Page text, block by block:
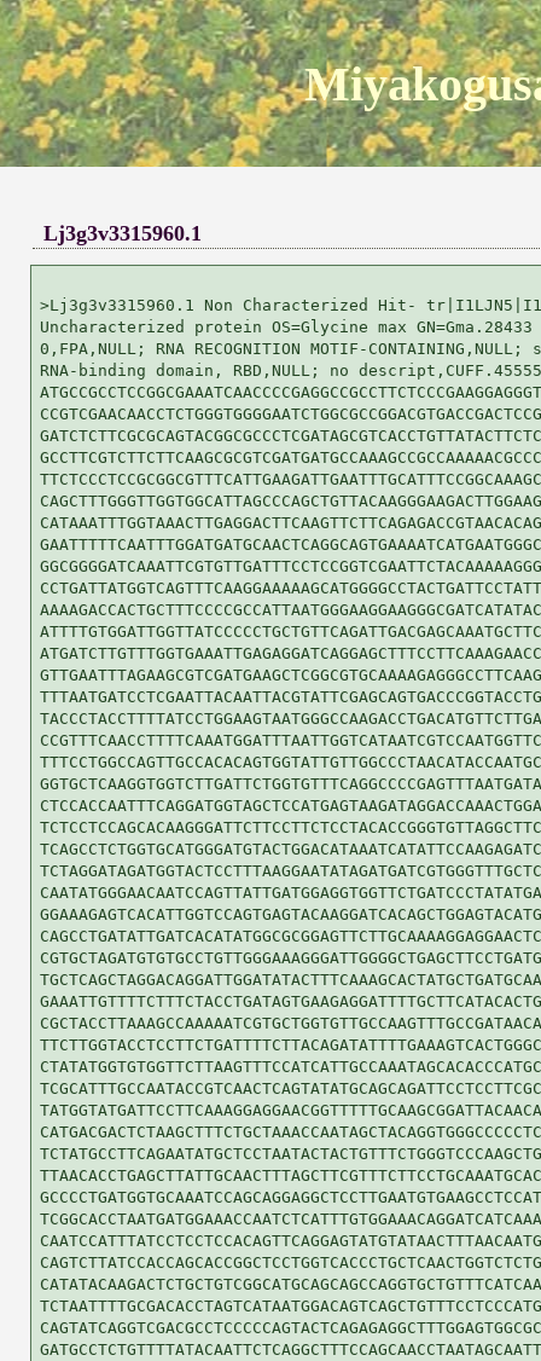
Lj3g3v3315960.1
>Lj3g3v3315960.1 Non Characterized Hit-
Uncharacterized protein OS=Glycine max
0,FPA,NULL; RNA RECOGNITION MOTIF-
RNA-binding domain, RBD,NULL; no